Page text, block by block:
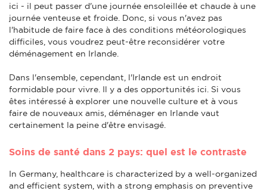
ici - il peut passer d'une journée ensoleillée et chaude à une
journée venteuse et froide. Donc, si vous n'avez pas
l'habitude de faire face à des conditions météorologiques
difficiles, vous voudrez peut-être reconsidérer votre
déménagement en Irlande.
Dans l'ensemble, cependant, l'Irlande est un endroit
formidable pour vivre. Il y a des opportunités ici. Si vous
êtes intéressé à explorer une nouvelle culture et à vous
faire de nouveaux amis, déménager en Irlande vaut
certainement la peine d'être envisagé.
Soins de santé dans 2 pays: quel est le contraste
In Germany, healthcare is characterized by a well-organized
and efficient system, with a strong emphasis on preventive